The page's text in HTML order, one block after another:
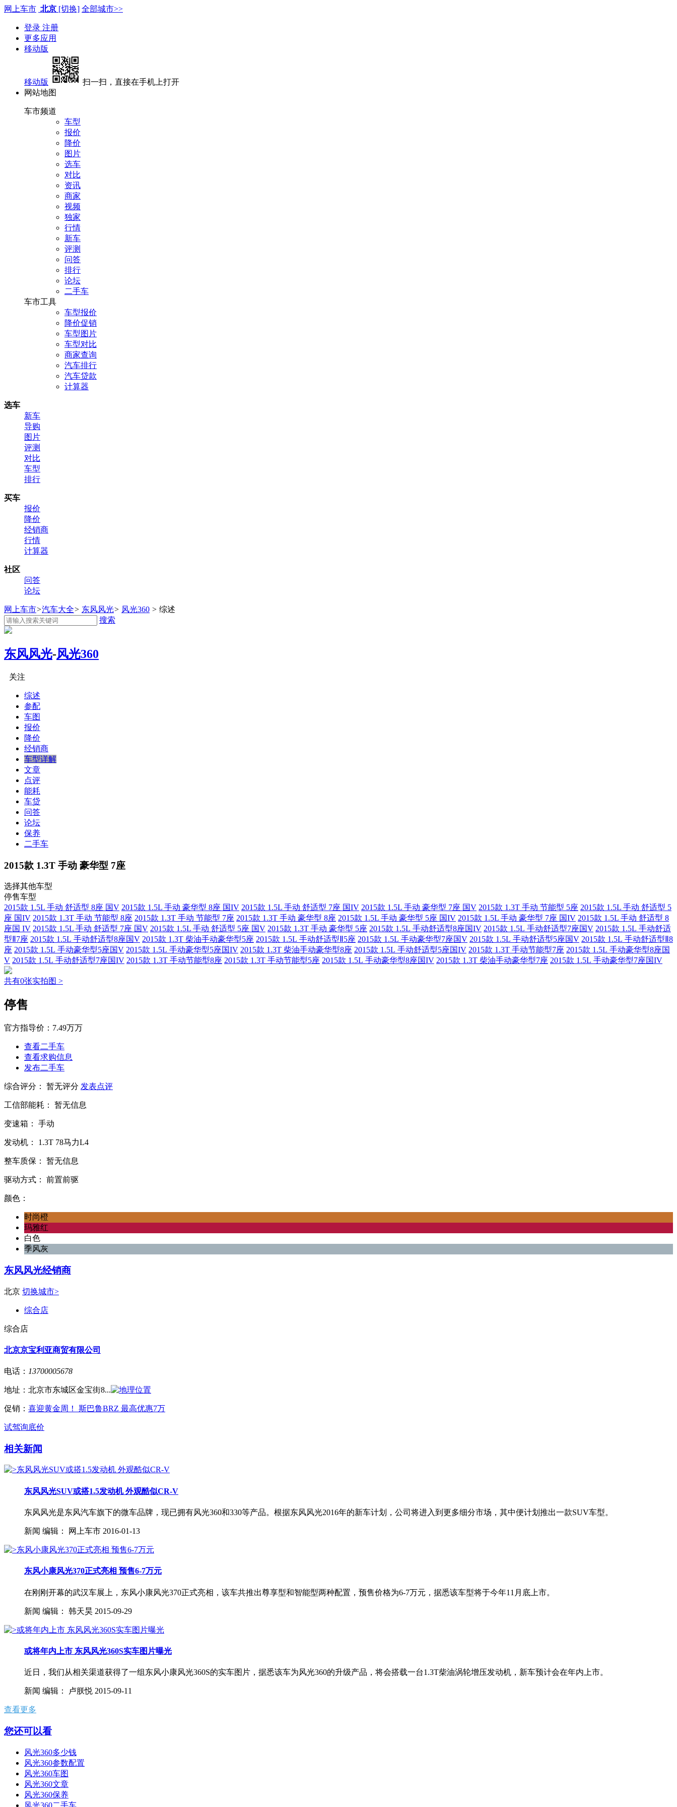
网上车市 北京 [切换] 全部城市>>
登录 注册
更多应用
移动版
移动版
扫一扫，直接在手机上打开
网站地图
车市频道
车型
报价
降价
图片
选车
对比
资讯
商家
视频
独家
行情
新车
评测
问答
排行
论坛
二手车
车市工具
车型报价
降价促销
车型图片
车型对比
商家查询
汽车排行
汽车贷款
计算器
选车
新车
导购
图片
评测
对比
车型
排行
买车
报价
降价
经销商
行情
计算器
社区
问答
论坛
网上车市>汽车大全> 东风风光> 风光360 > 综述
搜索
东风风光-风光360
关注
综述
参配
车图
报价
降价
经销商
车型详解
文章
点评
能耗
车贷
问答
论坛
保养
二手车
2015款 1.3T 手动 豪华型 7座
选择其他车型
停售车型
2015款 1.5L 手动 舒适型 8座 国V 2015款 1.5L 手动 豪华型 8座 国IV 2015款 1.5L 手动 舒适型 7座 国IV 2015款 1.5L 手动 豪华型 7座 国V 2015款 1.3T 手动 节能型 5座 2015款 1.5L 手动 舒适型 5
座 国IV 2015款 1.3T 手动 节能型 8座 2015款 1.3T 手动 节能型 7座 2015款 1.3T 手动 豪华型 8座 2015款 1.5L 手动 豪华型 5座 国IV 2015款 1.5L 手动 豪华型 7座 国IV 2015款 1.5L 手动 舒适型 8
座国 IV 2015款 1.5L 手动 舒适型 7座 国V 2015款 1.5L 手动 舒适型 5座 国V 2015款 1.3T 手动 豪华型 5座 2015款 1.5L 手动舒适型8座国IV 2015款 1.5L 手动舒适型7座国V 2015款 1.5L 手动舒适
型Ⅱ7座 2015款 1.5L 手动舒适型8座国V 2015款 1.3T 柴油手动豪华型5座 2015款 1.5L 手动舒适型Ⅱ5座 2015款 1.5L 手动豪华型7座国V 2015款 1.5L 手动舒适型5座国V 2015款 1.5L 手动舒适型Ⅱ8
座 2015款 1.5L 手动豪华型5座国V 2015款 1.5L 手动豪华型5座国IV 2015款 1.3T 柴油手动豪华型8座 2015款 1.5L 手动舒适型5座国IV 2015款 1.3T 手动节能型7座 2015款 1.5L 手动豪华型8座国
V 2015款 1.5L 手动舒适型7座国IV 2015款 1.3T 手动节能型8座 2015款 1.3T 手动节能型5座 2015款 1.5L 手动豪华型8座国IV 2015款 1.3T 柴油手动豪华型7座 2015款 1.5L 手动豪华型7座国IV
共有0张实拍图 >
停售
官方指导价： 7.49万万
查看二手车
查看求购信息
发布二手车
综合评分： 暂无评分 发表点评
工信部能耗： 暂无信息
变速箱： 手动
发动机： 1.3T 78马力L4
整车质保： 暂无信息
驱动方式： 前置前驱
颜色：
时尚橙
玛雅红
白色
季风灰
东风风光经销商
北京 切换城市>
综合店
综合店
北京京宝利亚商贸有限公司
电话： 13700005678
地址： 北京市东城区金宝街8...
促销： 喜迎黄金周！ 斯巴鲁BRZ 最高优惠7万
试驾询底价
相关新闻
东风风光SUV或搭1.5发动机 外观酷似CR-V
东风风光是东风汽车旗下的微车品牌，现已拥有风光360和330等产品。根据东风风光2016年的新车计划，公司将进入到更多细分市场，其中便计划推出一款SUV车型。
新闻 编辑： 网上车市 2016-01-13
东风小康风光370正式亮相 预售6-7万元
在刚刚开幕的武汉车展上，东风小康风光370正式亮相，该车共推出尊享型和智能型两种配置，预售价格为6-7万元，据悉该车型将于今年11月底上市。
新闻 编辑： 韩天昊 2015-09-29
或将年内上市 东风风光360S实车图片曝光
近日，我们从相关渠道获得了一组东风小康风光360S的实车图片，据悉该车为风光360的升级产品，将会搭载一台1.3T柴油涡轮增压发动机，新车预计会在年内上市。
新闻 编辑： 卢朕悦 2015-09-11
查看更多
您还可以看
风光360多少钱
风光360参数配置
风光360车图
风光360文章
风光360保养
风光360二手车